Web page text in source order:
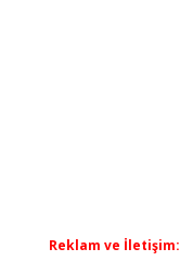
Reklam ve İletişim: